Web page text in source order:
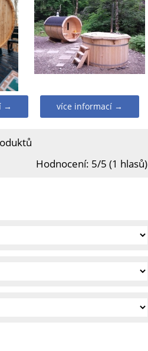
→ více informací →
Hodnocení: 5/5 (1 hlasů)